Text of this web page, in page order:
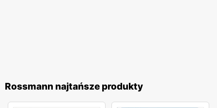
Rossmann najtańsze produkty